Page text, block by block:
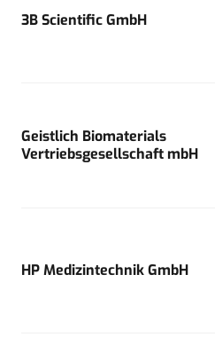
3B Scientific GmbH
Geistlich Biomaterials
Vertriebsgesellschaft mbH
HP Medizintechnik GmbH